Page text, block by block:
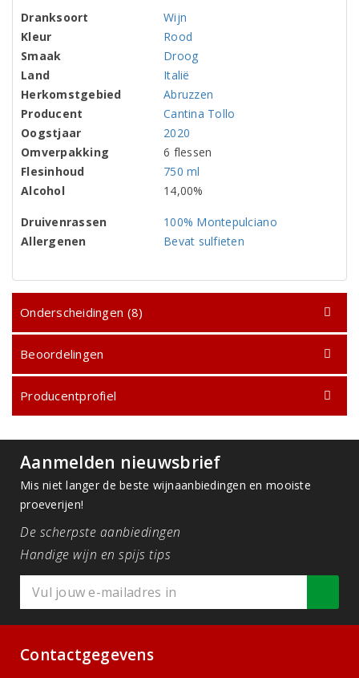
Dranksoort
Wijn
Kleur
Rood
Smaak
Droog
Land
Italië
Herkomstgebied
Abruzzen
Producent
Cantina Tollo
Oogstjaar
2020
Omverpakking
6 flessen
Flesinhoud
750 ml
Alcohol
14,00%
Druivenrassen
100% Montepulciano
Allergenen
Bevat sulfieten
Onderscheidingen (8)
Beoordelingen
Producentprofiel
Aanmelden nieuwsbrief
Mis niet langer de beste wijnaanbiedingen en mooiste
proeverijen!
De scherpste aanbiedingen
Handige wijn en spijs tips
Contactgegevens